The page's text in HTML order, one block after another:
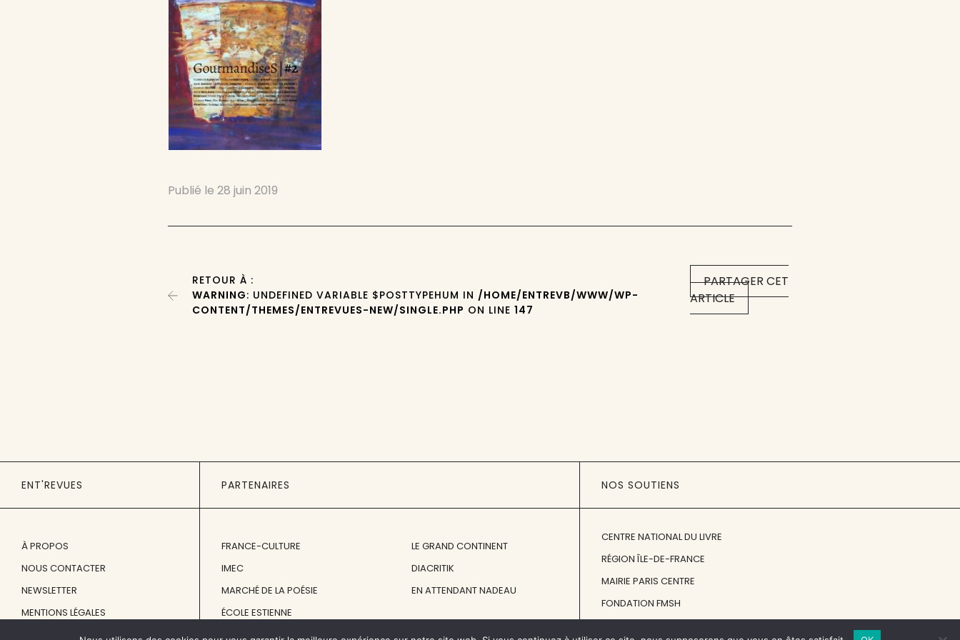
Publié le28 juin 2019
PARTAGER CET
ARTICLE
RETOUR À :
WARNING: UNDEFINED VARIABLE $POSTTYPEHUM IN /HOME/ENTREVB/WWW/WP-
CONTENT/THEMES/ENTREVUES-NEW/SINGLE.PHP ON LINE147
ENT'REVUES
À PROPOS
NOUS CONTACTER
NEWSLETTER
MENTIONS LÉGALES
PARTENAIRES
FRANCE-CULTURE
IMEC
MARCHÉ DE LA POÉSIE
ÉCOLE ESTIENNE
LE GRAND CONTINENT
DIACRITIK
EN ATTENDANT NADEAU
NOS SOUTIENS
CENTRE NATIONAL DU LIVRE
RÉGION ÎLE-DE-FRANCE
MAIRIE PARIS CENTRE
FONDATION FMSH